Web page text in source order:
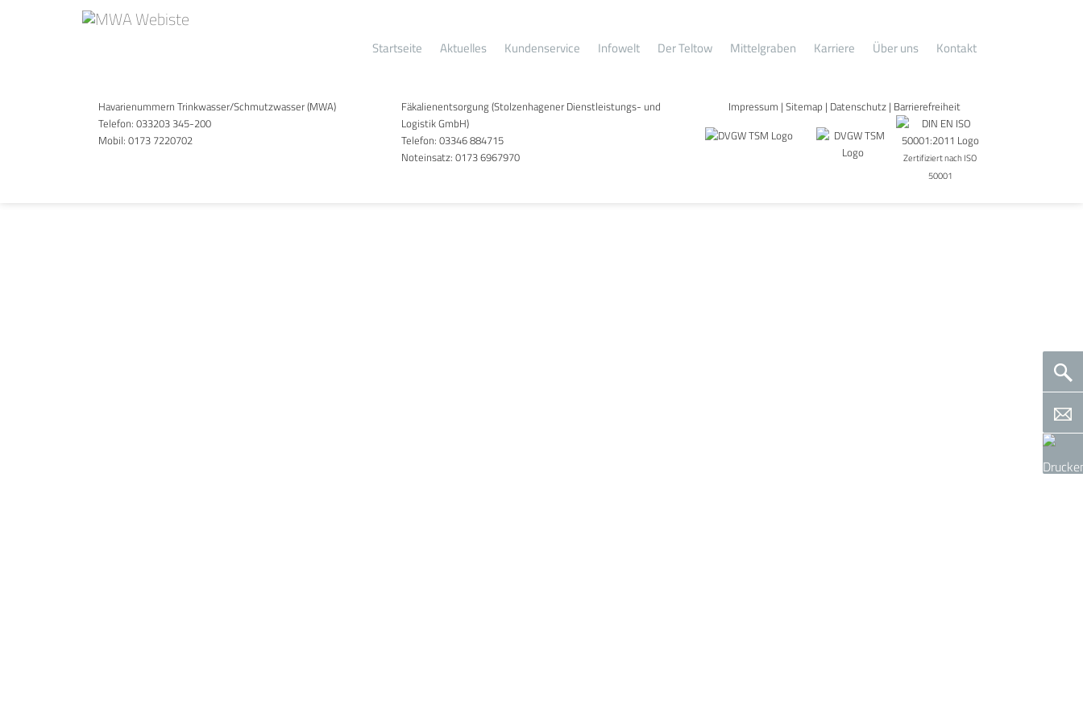
Startseite Aktuelles Kundenservice Infowelt Der Teltow Mittelgraben Karriere Über uns Kontakt
Honeyview_2023-05-10_Spatenstich Wasserwerk Kleinmachnow
Havarienummern Trinkwasser/Schmutzwasser (MWA)
Telefon: 033203 345-200
Mobil: 0173 7220702
Fäkalienentsorgung (Stolzenhagener Dienstleistungs- und
Logistik GmbH)
Telefon:03346 884715
Noteinsatz:0173 6967970
Impressum |Sitemap | Datenschutz | Barrierefreiheit
Zertifiziert nach ISO
50001